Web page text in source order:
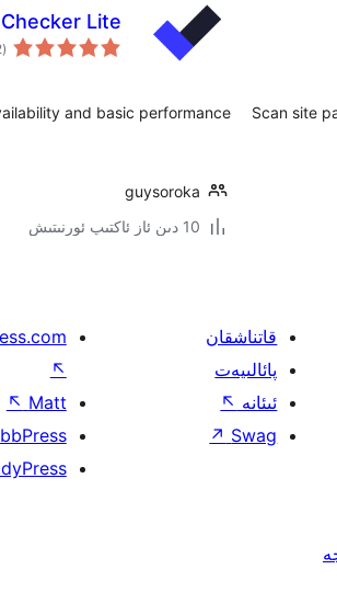
Scan site
Lite
(2
and basic performance.
guysoroka
10 دىن ئاز ئاكتىپ ئورنىتىش
قاتناشقان
پائالىيەت
ئىئانە ↖
Swag
↗
↖
Matt
↖
bbPress